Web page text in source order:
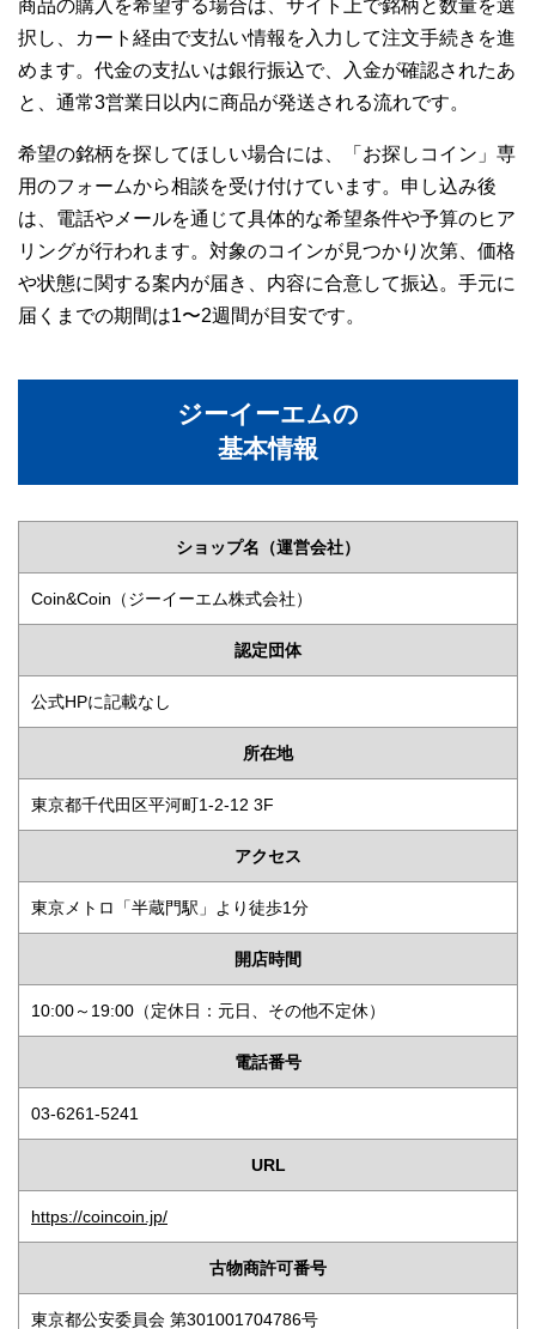
商品の購入を希望する場合は、サイト上で銘柄と数量を選
択し、カート経由で支払い情報を入力して注文手続きを進
めます。代金の支払いは銀行振込で、入金が確認されたあ
と、通常3営業日以内に商品が発送される流れです。
希望の銘柄を探してほしい場合には、「お探しコイン」専
用のフォームから相談を受け付けています。申し込み後
は、電話やメールを通じて具体的な希望条件や予算のヒア
リングが行われます。対象のコインが見つかり次第、価格
や状態に関する案内が届き、内容に合意して振込。手元に
届くまでの期間は1〜2週間が目安です。
ジーイーエムの
基本情報
ショップ名（運営会社）
Coin&Coin（ジーイーエム株式会社）
認定団体
公式HPに記載なし
所在地
東京都千代田区平河町1-2-12 3F
アクセス
東京メトロ「半蔵門駅」より徒歩1分
開店時間
10:00～19:00（定休日：元日、その他不定休）
電話番号
03-6261-5241
URL
https://coincoin.jp/
古物商許可番号
東京都公安委員会 第301001704786号